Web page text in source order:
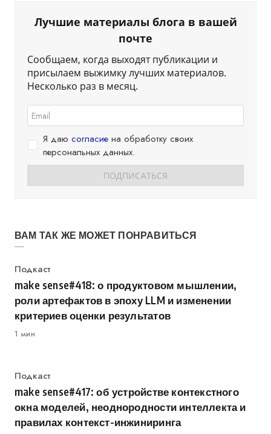
Лучшие материалы блога в вашей
почте
Сообщаем, когда выходят публикации и
присылаем выжимку лучших материалов.
Несколько раз в месяц.
Я даю согласие на обработку своих
персональных данных.
ВАМ ТАК ЖЕ МОЖЕТ ПОНРАВИТЬСЯ
Категория
Подкаст
make sense#418: о продуктовом мышлении,
роли артефактов в эпоху LLM и изменении
критериев оценки результатов
1 мин
Категория
Подкаст
make sense#417: об устройстве контекстного
окна моделей, неоднородности интеллекта и
правилах контекст-инжиниринга